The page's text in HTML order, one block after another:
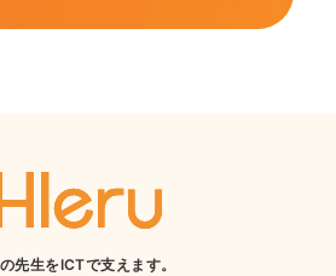
先生をICTで支えます。